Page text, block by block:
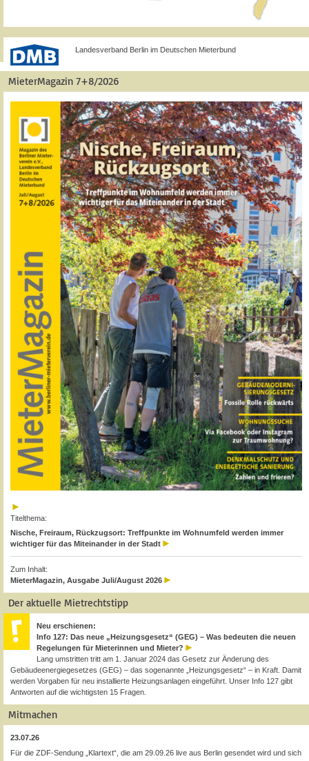
Landesverband Berlin im Deutschen Mieterbund
MieterMagazin 7+8/2026
Titelthema:
Nische, Freiraum, Rückzugsort: Treffpunkte im Wohnumfeld werden immer
wichtiger für das Miteinander in der Stadt
Zum Inhalt:
MieterMagazin, Ausgabe Juli/August 2026
Der aktuelle Mietrechtstipp
Neu erschienen:
Info 127: Das neue „Heizungsgesetz“ (GEG) – Was bedeuten die neuen
Regelungen für Mieterinnen und Mieter?
Lang umstritten tritt am 1. Januar 2024 das Gesetz zur Änderung des
Gebäudeenergiegesetzes (GEG) – das sogenannte „Heizungsgesetz“ – in Kraft. Damit
werden Vorgaben für neu installierte Heizungsanlagen eingeführt. Unser Info 127 gibt
Antworten auf die wichtigsten 15 Fragen.
Mitmachen
23.07.26
Für die ZDF-Sendung „Klartext“, die am 29.09.26 live aus Berlin gesendet wird und sich